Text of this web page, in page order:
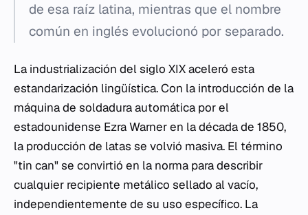
de esa raíz latina, mientras que el nombre
común en inglés evolucionó por separado.
La industrialización del siglo XIX aceleró esta
estandarización lingüística. Con la introducción de la
máquina de soldadura automática por el
estadounidense Ezra Warner en la década de 1850,
la producción de latas se volvió masiva. El término
"tin can" se convirtió en la norma para describir
cualquier recipiente metálico sellado al vacío,
independientemente de su uso específico. La